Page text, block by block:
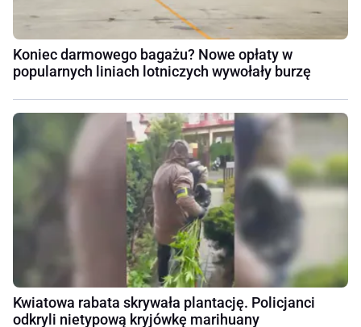
Koniec darmowego bagażu? Nowe opłaty w
popularnych liniach lotniczych wywołały burzę
Kwiatowa rabata skrywała plantację. Policjanci
odkryli nietypową kryjówkę marihuany